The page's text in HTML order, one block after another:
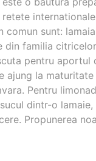
comun sunt:
din familia
pentru aportul
ajung la
Pentru
dintr-o
Propunerea